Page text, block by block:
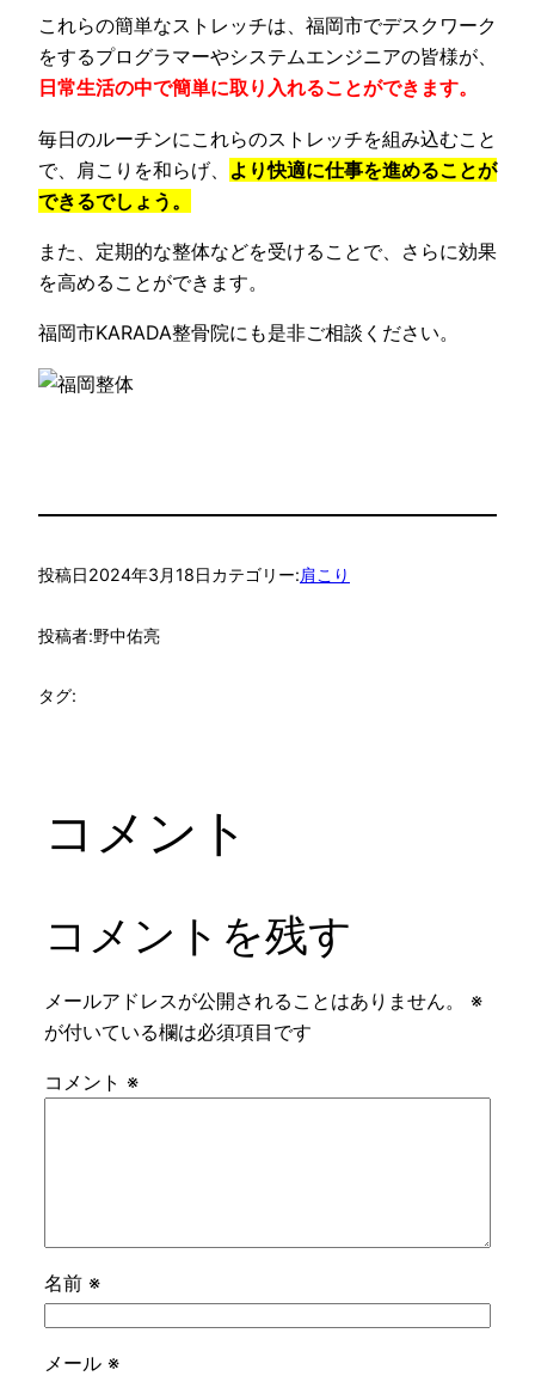
これらの簡単なストレッチは、福岡市でデスクワーク
をするプログラマーやシステムエンジニアの皆様が、
日常生活の中で簡単に取り入れることができます。
毎日のルーチンにこれらのストレッチを組み込むこと
で、肩こりを和らげ、 より快適に仕事を進めることが
できるでしょう。
また、定期的な整体などを受けることで、さらに効果
を高めることができます。
福岡市KARADA整骨院にも是非ご相談ください。
投稿日2024年3月18日カテゴリー:肩こり
投稿者:野中佑亮
タグ:
コメント
コメントを残す
メールアドレスが公開されることはありません。
※
が付いている欄は必須項目です
コメント ※
名前 ※
メール ※